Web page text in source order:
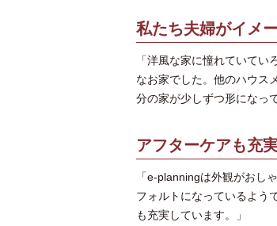
私たち夫婦がイメ
「洋風な家に憧れていて
なお家でした。他のハウス
分の家が少しずつ形になっ
アフターケアも充
「e-planningは外観がおし
フォルトになっているよう
も充実しています。」